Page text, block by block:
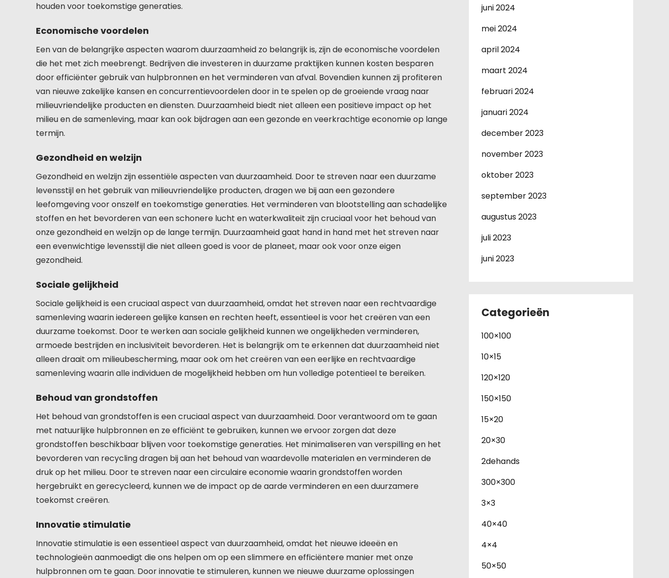
houden voor toekomstige generaties.
Economische voordelen
Een van de belangrijke aspecten waarom duurzaamheid zo belangrijk is, zijn de economische voordelen
die het met zich meebrengt. Bedrijven die investeren in duurzame praktijken kunnen kosten besparen
door efficiënter gebruik van hulpbronnen en het verminderen van afval. Bovendien kunnen zij profiteren
van nieuwe zakelijke kansen en concurrentievoordelen door in te spelen op de groeiende vraag naar
milieuvriendelijke producten en diensten. Duurzaamheid biedt niet alleen een positieve impact op het
milieu en de samenleving, maar kan ook bijdragen aan een gezonde en veerkrachtige economie op lange
termijn.
Gezondheid en welzijn
Gezondheid en welzijn zijn essentiële aspecten van duurzaamheid. Door te streven naar een duurzame
levensstijl en het gebruik van milieuvriendelijke producten, dragen we bij aan een gezondere
leefomgeving voor onszelf en toekomstige generaties. Het verminderen van blootstelling aan schadelijke
stoffen en het bevorderen van een schonere lucht en waterkwaliteit zijn cruciaal voor het behoud van
onze gezondheid en welzijn op de lange termijn. Duurzaamheid gaat hand in hand met het streven naar
een evenwichtige levensstijl die niet alleen goed is voor de planeet, maar ook voor onze eigen
gezondheid.
Sociale gelijkheid
Sociale gelijkheid is een cruciaal aspect van duurzaamheid, omdat het streven naar een rechtvaardige
samenleving waarin iedereen gelijke kansen en rechten heeft, essentieel is voor het creëren van een
duurzame toekomst. Door te werken aan sociale gelijkheid kunnen we ongelijkheden verminderen,
armoede bestrijden en inclusiviteit bevorderen. Het is belangrijk om te erkennen dat duurzaamheid niet
alleen draait om milieubescherming, maar ook om het creëren van een eerlijke en rechtvaardige
samenleving waarin alle individuen de mogelijkheid hebben om hun volledige potentieel te bereiken.
Behoud van grondstoffen
Het behoud van grondstoffen is een cruciaal aspect van duurzaamheid. Door verantwoord om te gaan
met natuurlijke hulpbronnen en ze efficiënt te gebruiken, kunnen we ervoor zorgen dat deze
grondstoffen beschikbaar blijven voor toekomstige generaties. Het minimaliseren van verspilling en het
bevorderen van recycling dragen bij aan het behoud van waardevolle materialen en verminderen de
druk op het milieu. Door te streven naar een circulaire economie waarin grondstoffen worden
hergebruikt en gerecycleerd, kunnen we de impact op de aarde verminderen en een duurzamere
toekomst creëren.
Innovatie stimulatie
Innovatie stimulatie is een essentieel aspect van duurzaamheid, omdat het nieuwe ideeën en
technologieën aanmoedigt die ons helpen om op een slimmere en efficiëntere manier met onze
hulpbronnen om te gaan. Door innovatie te stimuleren, kunnen we nieuwe duurzame oplossingen
juni 2024
mei 2024
april 2024
maart 2024
februari 2024
januari 2024
december 2023
november 2023
oktober 2023
september 2023
augustus 2023
juli 2023
juni 2023
Categorieën
100×100
10×15
120×120
150×150
15×20
20×30
2dehands
300×300
3×3
40×40
4×4
50×50